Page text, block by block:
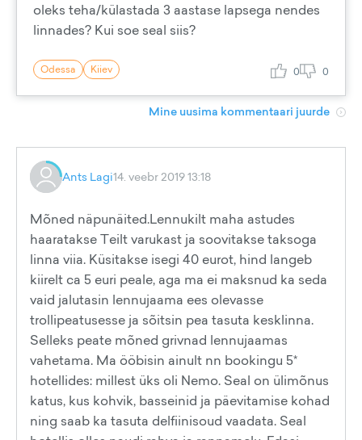
oleks teha/külastada 3 aastase lapsega nendes
linnades? Kui soe seal siis?
Odessa Kiiev 0 0
Mine uusima kommentaari juurde
Ants Lagi14. veebr 2019 13:18
Mõned näpunäited.Lennukilt maha astudes
haaratakse Teilt varukast ja soovitakse taksoga
linna viia. Küsitakse isegi 40 eurot, hind langeb
kiirelt ca 5 euri peale, aga ma ei maksnud ka seda
vaid jalutasin lennujaama ees olevasse
trollipeatusesse ja sõitsin pea tasuta kesklinna.
Selleks peate mõned grivnad lennujaamas
vahetama. Ma ööbisin ainult nn bookingu 5*
hotellides: millest üks oli Nemo. Seal on ülimõnus
katus, kus kohvik, basseinid ja päevitamise kohad
ning saab ka tasuta delfiinisoud vaadata. Seal